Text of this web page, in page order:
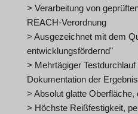
> Verarbeitung von
REACH-Verordnung
> Ausgezeichnet mit dem
entwicklungsfördernd"
> Mehrtägiger
Dokumentation der
> Absolut glatte
> Höchste Reißfestigkeit,